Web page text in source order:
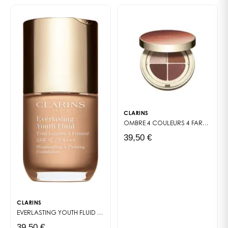
Milky Boost pasa de blanco a beige en pocos
segundos: ¡una verdadera sorpresa colorida y
sensorial! Se fusiona con tu piel y la envuelve en un
Las mujeres que buscan una textura ligera e
hidratante y un resultado de buen aspecto
inmediato, natural y luminoso
CLARINS
EVERLASTING YOUTH FLUID TEINT LUMIÈRE & FERMETÉ
CLARINS
OMBRE 4 COULEURS 4 FARDS À PAUPIÈRES
39,50 €